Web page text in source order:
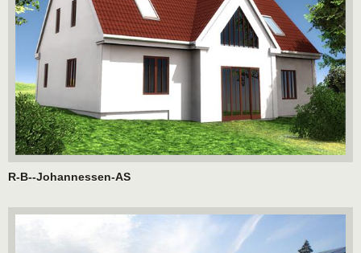
R-B--Johannessen-AS